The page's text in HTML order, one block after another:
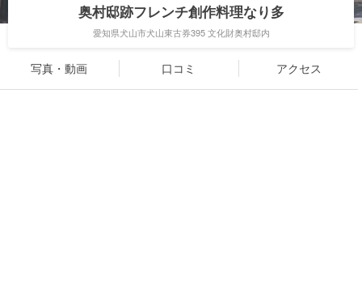
奥村邸跡フレンチ創作料理なり多
愛知県犬山市犬山東古券395 文化財奥村邸内
写真・動画 口コミ アクセス